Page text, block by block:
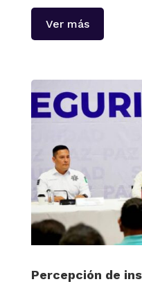
Ver más
Percepción de